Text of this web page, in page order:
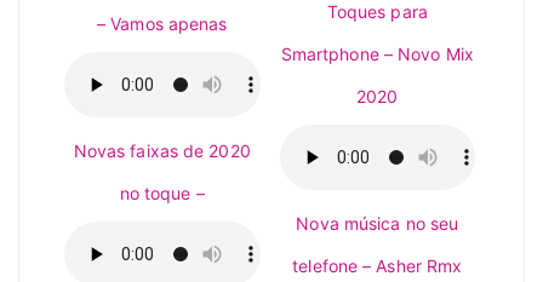
– Vamos apenas
Novas faixas de 2020
no toque –
Toques para
Smartphone – Novo Mix
2020
Nova música no seu
telefone – Asher Rmx